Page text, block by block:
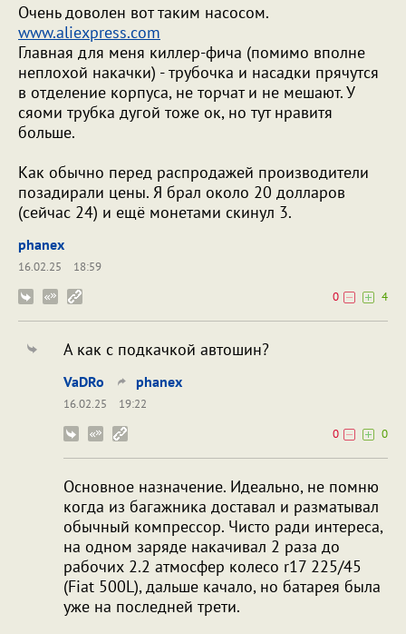
Очень доволен вот таким насосом.
www.aliexpress.com
Главная для меня киллер-фича (помимо вполне
неплохой накачки) - трубочка и насадки прячутся
в отделение корпуса, не торчат и не мешают. У
сяоми трубка дугой тоже ок, но тут нравитя
больше.
Как обычно перед распродажей производители
позадирали цены. Я брал около 20 долларов
(сейчас 24) и ещё монетами скинул 3.
phanex
16.02.25
18:59
0
4
А как с подкачкой автошин?
VaDRo phanex
16.02.25
19:22
0
0
Основное назначение. Идеально, не помню
когда из багажника доставал и разматывал
обычный компрессор. Чисто ради интереса,
на одном заряде накачивал 2 раза до
рабочих 2.2 атмосфер колесо r17 225/45
(Fiat 500L), дальше качало, но батарея была
уже на последней трети.